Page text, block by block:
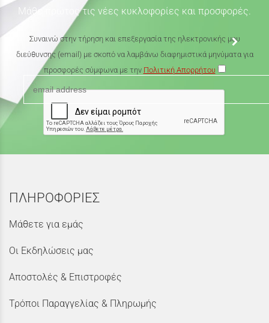
Μάθε πρώτος τις νέες κυκλοφορίες και προσφορές.
Συναινώ στην τήρηση και επεξεργασία της ηλεκτρονικής μου
διεύθυνσης (email) με σκοπό να λαμβάνω διαφημιστικά μηνύματα για
προσφορές σύμφωνα με την Πολιτική Απορρήτου
ΠΛΗΡΟΦΟΡΙΕΣ
Μάθετε για εμάς
Οι Εκδηλώσεις μας
Αποστολές & Επιστροφές
Τρόποι Παραγγελίας & Πληρωμής